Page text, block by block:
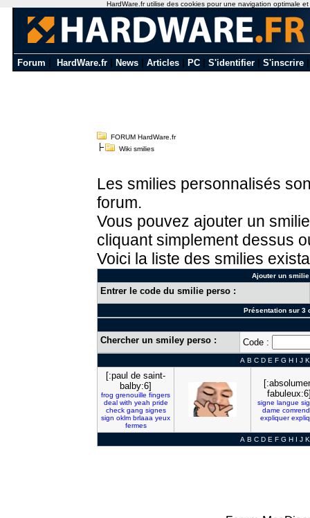
Forum HardWare.fr News Articles PC S'identifier S'inscrire
FORUM HardWare.fr
Wiki smilies
Les smilies personnalisés
forum.
Vous pouvez ajouter un
cliquant simplement dessus
Voici la liste des smilies
Ajouter un
Entrer le code du smilie perso :
Présentation sur 3
Chercher un smiley perso : Code :
A B C D E F G H I J K
[:paul de saint-
balby:6]
frog grenouille fingers
deal with yeah pride
check gang signes
sign oklm brlaaa yeux
fermes
signe langue
dame
expliquer
A B C D E F G H I J K
HardWare.fr utilise des cookies pour une navigation optimale